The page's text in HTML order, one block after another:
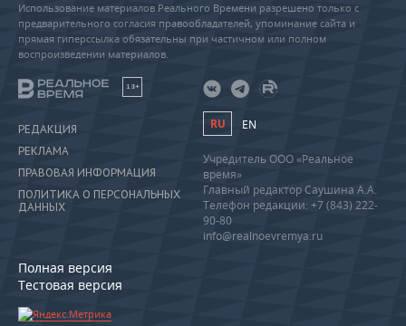
Использование материалов Реального Времени разрешено только с
предварительного согласия правообладателей, упоминание сайта и
прямая гиперссылка обязательны при частичном или полном
воспроизведении материалов.
18+
РЕДАКЦИЯ
РЕКЛАМА
ПРАВОВАЯ ИНФОРМАЦИЯ
ПОЛИТИКА О ПЕРСОНАЛЬНЫХ
ДАННЫХ
Полная версия
Тестовая версия
RU EN
Учредитель ООО «Реальное
время»
Главный редактор Саушина А.А.
Телефон редакции: +7 (843) 222-
90-80
info@realnoevremya.ru